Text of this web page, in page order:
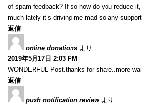
of spam feedback? If so how do you reduce
much lately it’s driving me mad so any
返信
online donations より:
2019年5月17日 2:03 PM
WONDERFUL Post.thanks for share..more
返信
push notification review より: